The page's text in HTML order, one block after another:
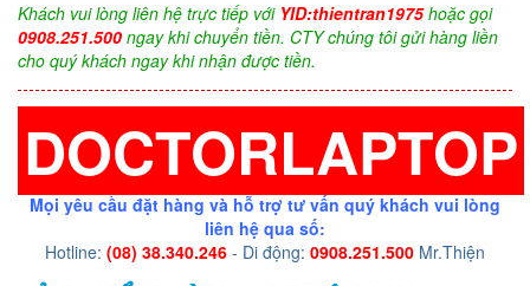
Khách vui lòng liên hệ trực tiếp với YID:thientran1975hoặc gọi
0908.251.500 ngay khi chuyển tiền. CTY chúng tôi gửi hàng liền
cho quý khách ngay khi nhận được tiền.
DOCTORLAPTOP
Mọi yêu cầu đặt hàng và hỗ trợ tư vấn quý khách vui lòng
liên hệ qua số:
Hotline: (08) 38.340.246 - Di động: 0908.251.500 Mr.Thiện